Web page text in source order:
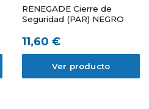
RENEGADE Cierre de
Seguridad (PAR) NEGRO
11,60 €
Ver producto